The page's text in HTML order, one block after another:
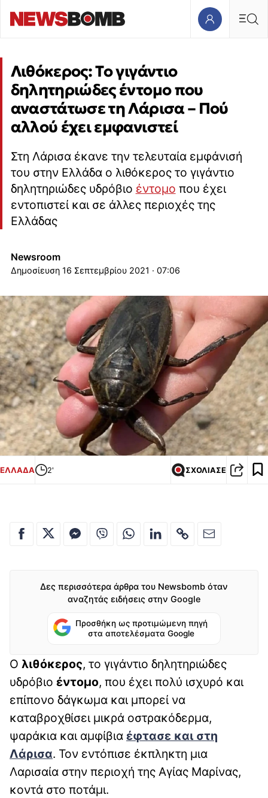
Λιθόκερος: Το γιγάντιο
δηλητηριώδες έντομο που
αναστάτωσε τη Λάρισα – Πού
αλλού έχει εμφανιστεί
Στη Λάρισα έκανε την τελευταία εμφάνισή
του στην Ελλάδα ο λιθόκερος το γιγάντιο
δηλητηριώδες υδρόβιο έντομο που έχει
εντοπιστεί και σε άλλες περιοχές της
Ελλάδας
Newsroom
16 Σεπτεμβρίου 2021 · 07:06
ΕΛΛΑΔΑ 2' ΣΧΟΛΙΑΣΕ
Δες περισσότερα άρθρα του Newsbomb όταν
αναζητάς ειδήσεις στην Google
Προσθήκη ως προτιμώμενη πηγή
στα αποτελέσματα Google
Ο λιθόκερος, το γιγάντιο δηλητηριώδες
υδρόβιο έντομο, που έχει πολύ ισχυρό και
επίπονο δάγκωμα και μπορεί να
καταβροχθίσει μικρά οστρακόδερμα,
ψαράκια και αμφίβια έφτασε και στη
Λάρισα. Τον εντόπισε έκπληκτη μια
Λαρισαία στην περιοχή της Αγίας Μαρίνας,
κοντά στο ποτάμι.